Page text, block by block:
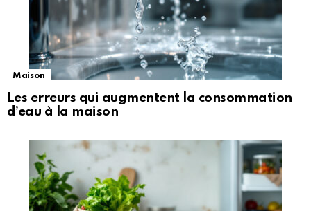
Maison
Les erreurs qui augmentent la consommation
d’eau à la maison